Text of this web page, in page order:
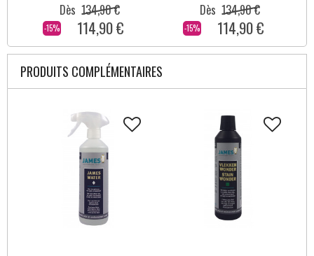
-15%
Dès 134,90 €
114,90 € -15%
Dès 134,90 €
114,90 €
PRODUITS COMPLÉMENTAIRES